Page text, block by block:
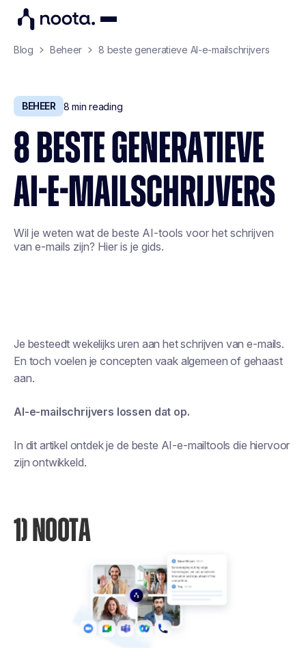
Blog Beheer 8 beste generatieve AI-e-mailschrijvers
BEHEER 8 min reading
8 BESTE GENERATIEVE
AI-E-MAILSCHRIJVERS
Wil je weten wat de beste AI-tools voor het schrijven
van e-mails zijn? Hier is je gids.
Je besteedt wekelijks uren aan het schrijven van e-mails.
En toch voelen je concepten vaak algemeen of gehaast
aan.
AI-e-mailschrijvers lossen dat op.
In dit artikel ontdek je de beste AI-e-mailtools die hiervoor
zijn ontwikkeld.
1) NOOTA